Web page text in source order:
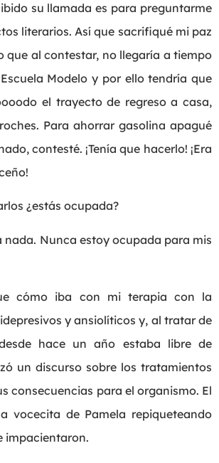
su llamada es para preguntarme
literarios. Así que sacrifiqué mi paz
que al contestar, no llegaría a tiempo
Modelo y por ello tendría que
el trayecto de regreso a casa,
Para ahorrar gasolina apagué
contesté. ¡Tenía que hacerlo! ¡Era
¿estás ocupada?
nada. Nunca estoy ocupada para mis
cómo iba con mi terapia con la
y ansiolíticos y, al tratar de
hace un año estaba libre de
un discurso sobre los tratamientos
consecuencias para el organismo. El
vocecita de Pamela repiqueteando
impacientaron.